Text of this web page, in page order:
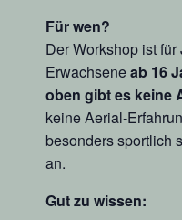
Für wen?
Der Workshop ist
Erwachseneab 16
oben gibt es keine
keine Aerial-
besonders sportlich
an.
Gut zu wissen: